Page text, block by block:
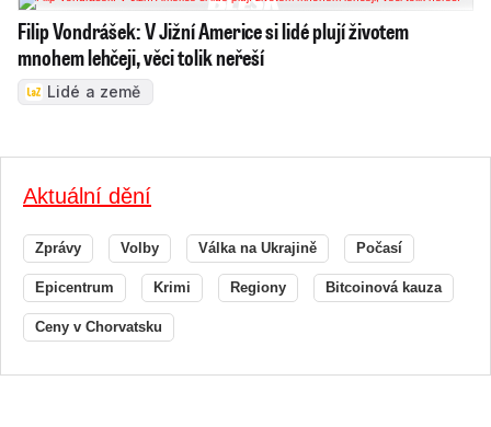
Filip Vondrášek: V Jižní Americe si lidé plují životem
mnohem lehčeji, věci tolik neřeší
Lidé a země
Aktuální dění
Zprávy Volby Válka na Ukrajině Počasí
Epicentrum Krimi Regiony Bitcoinová kauza
Ceny v Chorvatsku